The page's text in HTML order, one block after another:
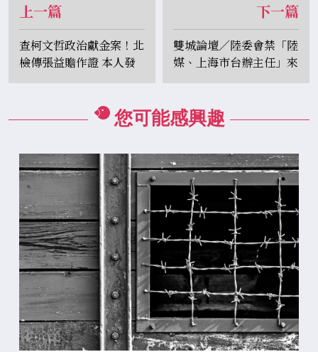
上一篇
查柯文哲政治獻金案！北
檢傳張益贍作證 本人發
聲：到了收尾階段
下一篇
雙城論壇／陸委會禁「陸
媒、上海市台辦主任」來
台！郝龍斌怒：比大陸封
您可能感興趣